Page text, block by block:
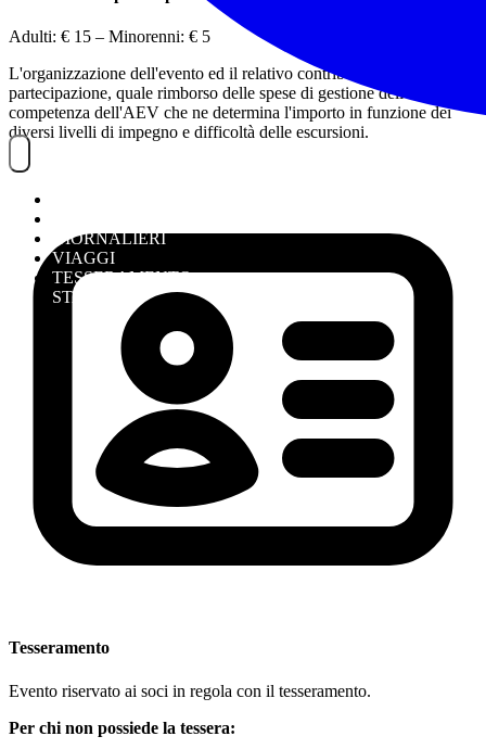
GIORNALIERI
VIAGGI
TESSERAMENTO
STAFF
Adulti: € 15 – Minorenni: € 5
L'organizzazione dell'evento ed il relativo contributo di
partecipazione, quale rimborso delle spese di gestione dell'evento, è
competenza dell'AEV che ne determina l'importo in funzione dei
diversi livelli di impegno e difficoltà delle escursioni.
Tesseramento
Evento riservato ai soci in regola con il tesseramento.
Per chi non possiede la tessera: